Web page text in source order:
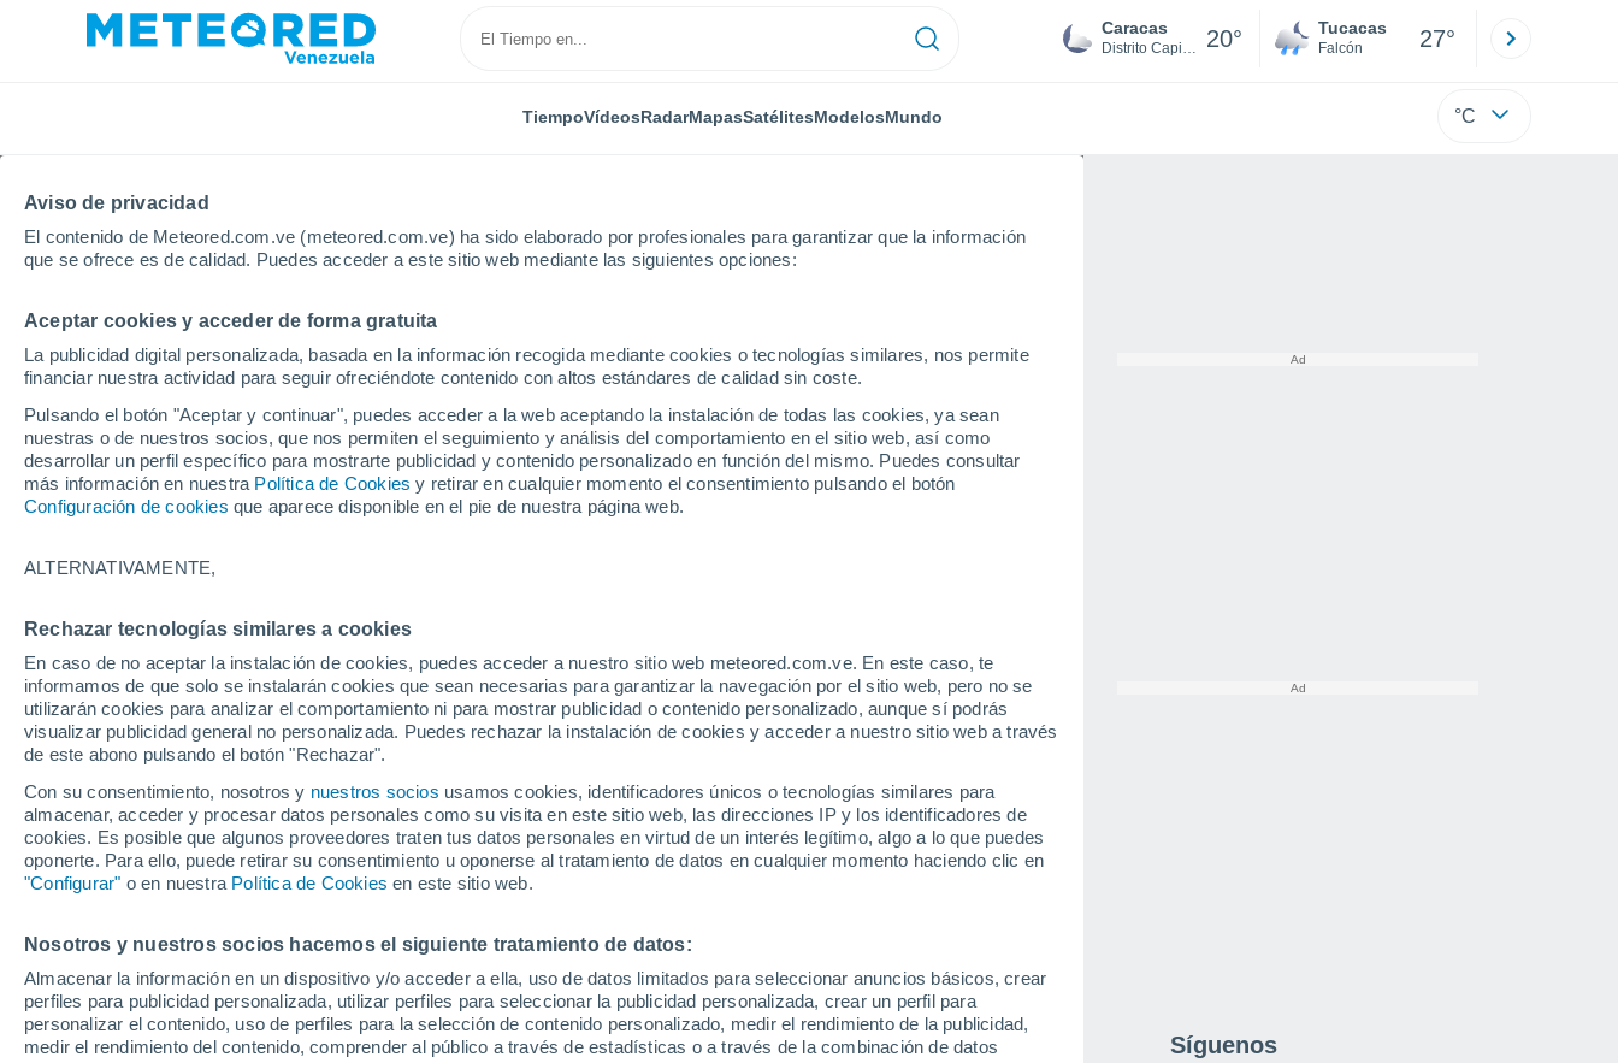
Aviso de privacidad
El contenido de Meteored.com.ve (meteored.com.ve) ha sido elaborado por profesionales para garantizar que la información
que se ofrece es de calidad. Puedes acceder a este sitio web mediante las siguientes opciones:
Aceptar cookies y acceder de forma gratuita
La publicidad digital personalizada, basada en la información recogida mediante cookies o tecnologías similares, nos permite
financiar nuestra actividad para seguir ofreciéndote contenido con altos estándares de calidad sin coste.
Pulsando el botón "Aceptar y continuar", puedes acceder a la web aceptando la instalación de todas las cookies, ya sean
nuestras o de nuestros socios, que nos permiten el seguimiento y análisis del comportamiento en el sitio web, así como
desarrollar un perfil específico para mostrarte publicidad y contenido personalizado en función del mismo. Puedes consultar
más información en nuestra Política de Cookies y retirar en cualquier momento el consentimiento pulsando el botón
Configuración de cookies que aparece disponible en el pie de nuestra página web.
ALTERNATIVAMENTE,
Rechazar tecnologías similares a cookies
En caso de no aceptar la instalación de cookies, puedes acceder a nuestro sitio web meteored.com.ve. En este caso, te
informamos de que solo se instalarán cookies que sean necesarias para garantizar la navegación por el sitio web, pero no se
utilizarán cookies para analizar el comportamiento ni para mostrar publicidad o contenido personalizado, aunque sí podrás
visualizar publicidad general no personalizada. Puedes rechazar la instalación de cookies y acceder a nuestro sitio web a través
de este abono pulsando el botón "Rechazar".
Con su consentimiento, nosotros y nuestros socios usamos cookies, identificadores únicos o tecnologías similares para
almacenar, acceder y procesar datos personales como su visita en este sitio web, las direcciones IP y los identificadores de
cookies. Es posible que algunos proveedores traten tus datos personales en virtud de un interés legítimo, algo a lo que puedes
oponerte. Para ello, puede retirar su consentimiento u oponerse al tratamiento de datos en cualquier momento haciendo clic en
"Configurar" o en nuestra Política de Cookies en este sitio web.
Nosotros y nuestros socios hacemos el siguiente tratamiento de datos:
Almacenar la información en un dispositivo y/o acceder a ella, uso de datos limitados para seleccionar anuncios básicos, crear
perfiles para publicidad personalizada, utilizar perfiles para seleccionar la publicidad personalizada, crear un perfil para
personalizar el contenido, uso de perfiles para la selección de contenido personalizado, medir el rendimiento de la publicidad,
medir el rendimiento del contenido, comprender al público a través de estadísticas o a través de la combinación de datos
Caracas
Distrito Capital 20° Tucacas
Falcón 27°
TiempoVídeosRadarMapasSatélitesModelosMundo °C
Inicio Nigeria Localidades
El tiempo en todas las ciudades de Nigeria
Todas las localidades de Nigeria
B - Z
B
C
Calabar
E
Enugu
G
Gusau
Ibadan Ilorin
J Síguenos